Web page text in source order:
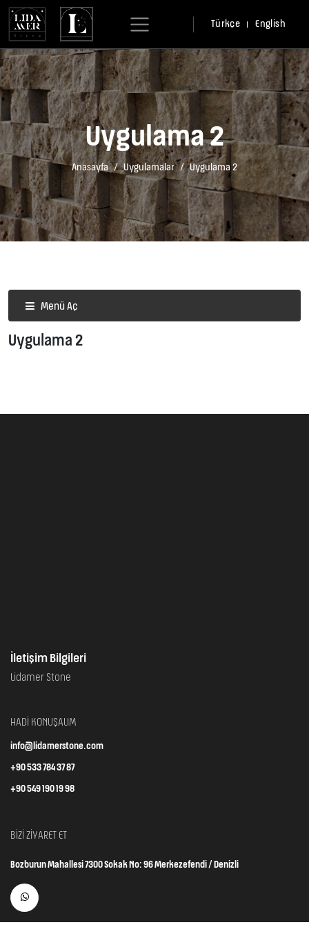
Türkçe English
Uygulama 2
Anasayfa Uygulamalar Uygulama 2
Menü Aç
Uygulama 2
İletişim Bilgileri
Lidamer Stone
HADİ KONUŞALIM
info@lidamerstone.com
+90 533 784 37 87
+90 549 190 19 98
BİZİ ZİYARET ET
Bozburun Mahallesi 7300 Sokak No: 96 Merkezefendi / Denizli